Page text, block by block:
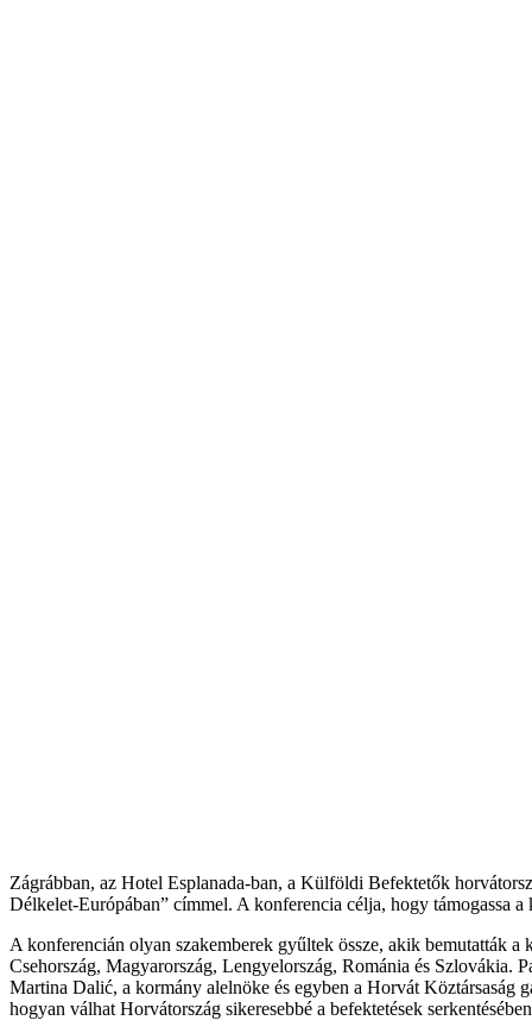
Zágrábban, az Hotel Esplanada-ban, a Külföldi Befektetők
Délkelet-Európában” címmel. A konferencia célja, hogy támogassa
A konferencián olyan szakemberek gyűltek össze, akik bemutatták
Csehország, Magyarország, Lengyelország, Románia és Szlovákia.
Martina Dalić, a kormány alelnöke és egyben a Horvát Köztársaság
hogyan válhat Horvátország sikeresebbé a befektetések